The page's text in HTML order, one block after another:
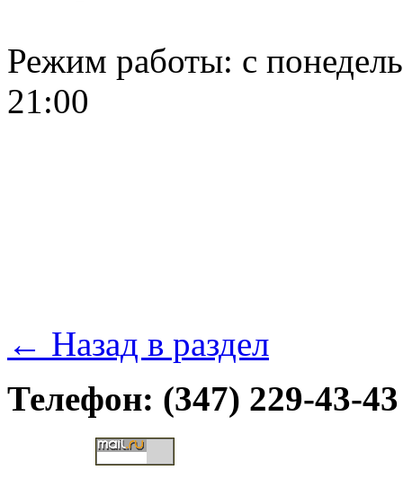
Режим работы: с
21:00
← Назад в раздел
Телефон: (347) 229-43-43